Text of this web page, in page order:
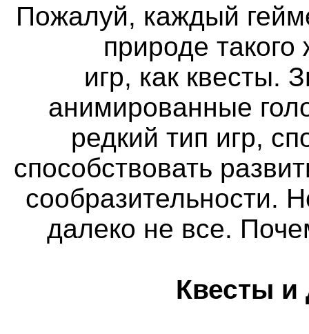
Пожалуй, каждый
природе
игр, как квесты.
анимированные
редкий тип игр,
способствовать
сообразительности.
далеко не все.
Квесты и